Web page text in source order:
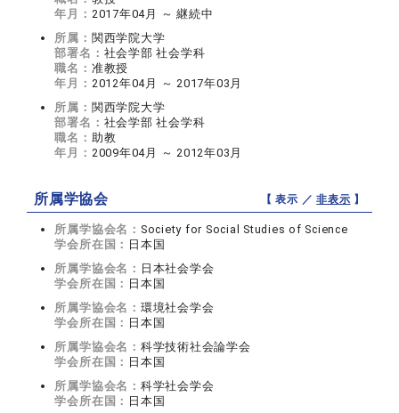
年月： 2017年04月 ～ 継続中
所属： 関西学院大学
部署名： 社会学部 社会学科
職名： 准教授
年月： 2012年04月 ～ 2017年03月
所属： 関西学院大学
部署名： 社会学部 社会学科
職名： 助教
年月： 2009年04月 ～ 2012年03月
所属学協会 【 表示 ／非表示 】
所属学協会名： Society for Social Studies of Science
学会所在国： 日本国
所属学協会名： 日本社会学会
学会所在国： 日本国
所属学協会名： 環境社会学会
学会所在国： 日本国
所属学協会名： 科学技術社会論学会
学会所在国： 日本国
所属学協会名： 科学社会学会
学会所在国： 日本国